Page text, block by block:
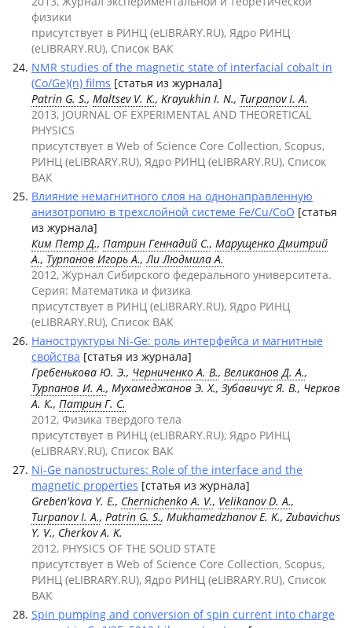
физики
присутствует в РИНЦ (eLIBRARY.RU), Ядро РИНЦ
(eLIBRARY.RU), Список ВАК
NMR studies of the magnetic state of interfacial cobalt in
(Co/Ge)(n) films [статья из журнала]
Patrin G. S., Maltsev V. K., Krayukhin I. N., Turpanov I. A.
2013, JOURNAL OF EXPERIMENTAL AND THEORETICAL
PHYSICS
присутствует в Web of Science Core Collection, Scopus,
РИНЦ (eLIBRARY.RU), Ядро РИНЦ (eLIBRARY.RU), Список
ВАК
Влияние немагнитного слоя на однонаправленную
анизотропию в трехслойной системе Fe/Cu/CoO [статья
из журнала]
Ким Петр Д., Патрин Геннадий С., Марущенко Дмитрий
А., Турпанов Игорь А.,Ли Людмила А.
2012, Журнал Сибирского федерального университета.
Серия: Математика и физика
присутствует в РИНЦ (eLIBRARY.RU), Ядро РИНЦ
(eLIBRARY.RU), Список ВАК
Наноструктуры Ni-Ge: роль интерфейса и магнитные
свойства [статья из журнала]
Гребенькова Ю. Э., Черниченко А. В., Великанов Д. А.,
Турпанов И. А., Мухамеджанов Э. Х., Зубавичус Я. В., Черков
А. К., Патрин Г. С.
2012, Физика твердого тела
присутствует в РИНЦ (eLIBRARY.RU), Ядро РИНЦ
(eLIBRARY.RU), Список ВАК
Ni-Ge nanostructures: Role of the interface and the
magnetic properties [статья из журнала]
Greben'kova Y. E., Chernichenko A. V., Velikanov D. A.,
Turpanov I. A., Patrin G. S., Mukhamedzhanov E. K., Zubavichus
Y. V., Cherkov A. K.
2012, PHYSICS OF THE SOLID STATE
присутствует в Web of Science Core Collection, Scopus,
РИНЦ (eLIBRARY.RU), Ядро РИНЦ (eLIBRARY.RU), Список
ВАК
Spin pumping and conversion of spin current into charge